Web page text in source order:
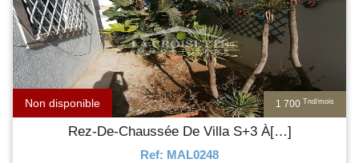
1 700 Tnd/mois
Non disponible
Rez-De-Chaussée De Villa S+3 À[…]
Ref: MAL0248